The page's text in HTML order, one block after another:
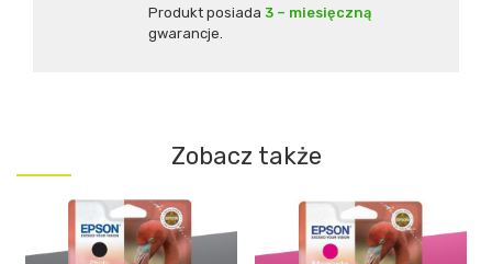
Produkt posiada 3 – miesięczną
gwarancje.
Zobacz także